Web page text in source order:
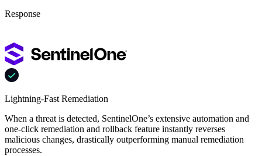
Response
Lightning-Fast Remediation
When a threat is detected, SentinelOne’s extensive automation and
one-click remediation and rollback feature instantly reverses
malicious changes, drastically outperforming manual remediation
processes.